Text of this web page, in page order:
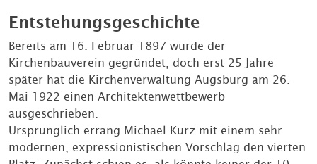
Entstehungsgeschichte
Bereits am 16. Februar 1897 wurde der
Kirchenbauverein gegründet, doch erst 25 Jahre
später hat die Kirchenverwaltung Augsburg am 26.
Mai 1922 einen Architektenwettbewerb
ausgeschrieben.
Ursprünglich errang Michael Kurz mit einem sehr
modernen, expressionistischen Vorschlag den vierten